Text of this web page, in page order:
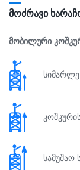
ᲛᲝᲫᲠᲐᲕᲘ
მობილური
სიმარლე
კოშკურის
სამუშაო